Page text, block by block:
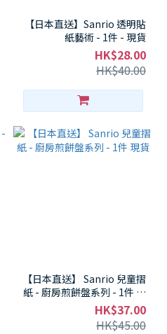
【日本直送】Sanrio 透明貼
紙藝術 - 1件 - 現貨
HK$28.00
HK$40.00
【日本直送】 Sanrio 兒童摺
紙 - 廚房煎餅盤系列 - 1件 現
貨
HK$37.00
HK$45.00